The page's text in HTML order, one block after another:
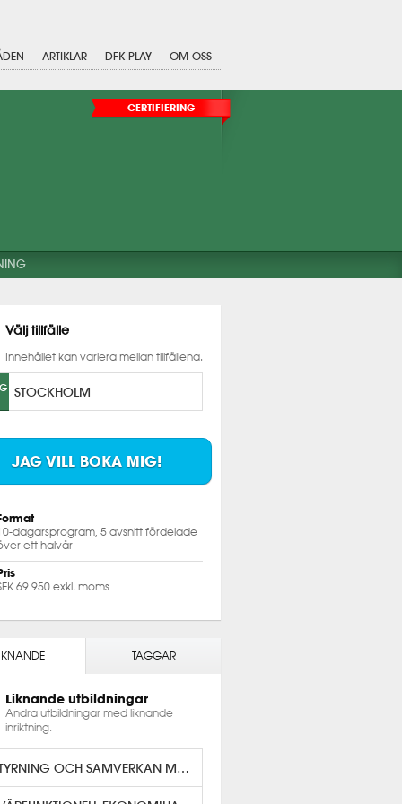
ARTIKLAR DFK PLAY OM OSS
CERTIFIERING
Välj tillfälle
Innehållet kan variera mellan tillfällena.
STOCKHOLM
JAG VILL BOKA MIG!
dagarsprogram, 5 avsnitt fördelade
ett halvår
69 950 exkl. moms
TAGGAR
Liknande utbildningar
Andra utbildningar med liknande
inriktning.
STYRNING OCH SAMVERKAN MED PM3